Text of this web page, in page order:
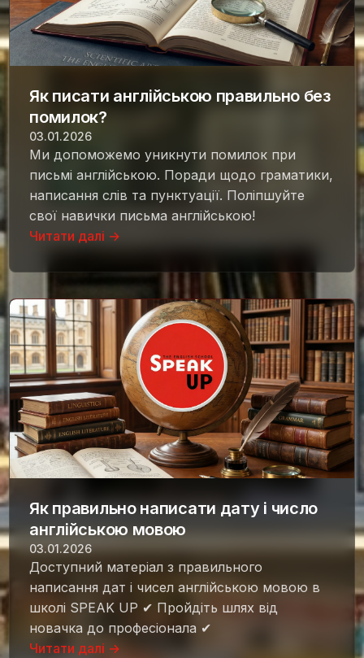
Як писати англійською правильно без
помилок?
03.01.2026
Ми допоможемо уникнути помилок при
письмі англійською. Поради щодо граматики,
написання слів та пунктуації. Поліпшуйте
свої навички письма англійською!
Читати далі →
Як правильно написати дату і число
англійською мовою
03.01.2026
Доступний матеріал з правильного
написання дат і чисел англійською мовою в
школі SPEAK UP ✔ Пройдіть шлях від
новачка до професіонала ✔
Читати далі →